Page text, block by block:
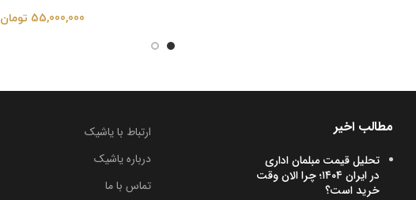
55,000,000 تومان
مطالب اخیر
تحلیل قیمت مبلمان اداری
در ایران ۱۴۰۴؛ چرا الان وقت
خرید است؟
ارتباط با یاشیک
درباره یاشیک
تماس با ما